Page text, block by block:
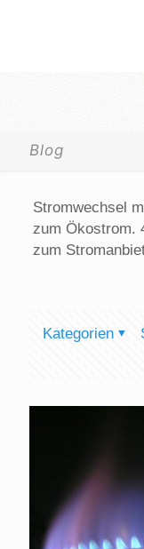
Blog
Stromwechsel
zum Ökostrom.
zum
Kategorien